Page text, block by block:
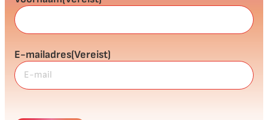
E-mailadres(Vereist)